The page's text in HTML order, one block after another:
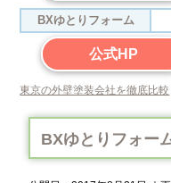
BXゆとりフォーム
公式HP
東京の外壁塗装会社を徹底比較
BXゆとりフォー